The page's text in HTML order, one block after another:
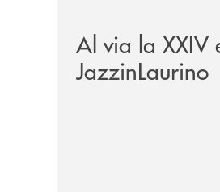
Al via la XXIV
JazzinLaurino